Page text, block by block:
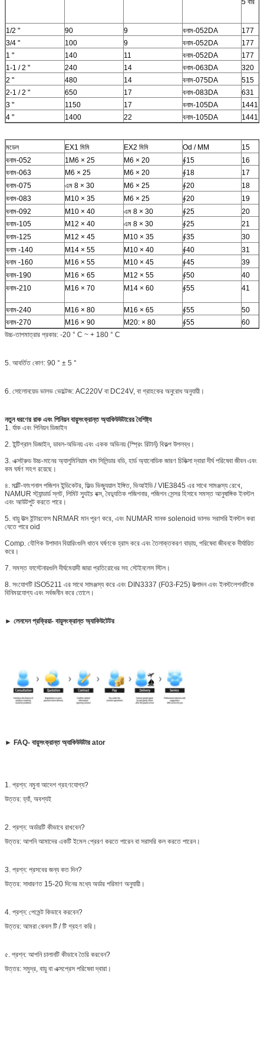
5 বার
1/2 " 90 9 বনাম-052DA
177
3/4 "
100 9 বনাম-052DA
177
1 "
140 11 বনাম-052DA
177
1-1 / 2 "
240 14 বনাম-063DA
320
2 "
480 14 বনাম-075DA
515
2-1 / 2 "
650 17 বনাম-083DA
631
3 "
1150 17 বনাম-105DA
1441
4 "
1400 22 বনাম-105DA 1441
মডেল EX1 মিমি EX2 মিমি Od / MM
15
বনাম-052
1M6 × 25 M6 × 20 ∮15
16
বনাম-063
M6 × 25 M6 × 20 ∮18
17
বনাম-075
এম 8 × 30 M6 × 25 ∮20
18
বনাম-083
M10 × 35 M6 × 25 ∮20
19
বনাম-092
M10 × 40 এম 8 × 30 ∮25
20
বনাম-105
M12 × 40 এম 8 × 30 ∮25
21
বনাম-125
M12 × 45 M10 × 35 ∮35
30
বনাম -140
M14 × 55 M10 × 40 ∮40
31
বনাম -160
M16 × 55 M10 × 45 ∮45
39
বনাম-190
M16 × 65 M12 × 55 ∮50
40
বনাম-210
M16 × 70 M14 × 60 ∮55 41
বনাম-240 M16 × 80 M16 × 65 ∮55
50
বনাম-270
M16 × 90 M20: × 80 ∮55
60
উচ্চ-তাপমাত্রার প্রকার: -20 ° C ~ + 180 ° C
5. আবর্তিত কোণ: 90 ° ± 5 °
6. সোলোনয়েড ভালভ ভোল্টেজ: AC220V বা DC24V, বা গ্রাহকের অনুরোধ অনুযায়ী।
নতুন ধরণের রাক এবং পিনিয়ন বায়ুসংক্রান্ত অ্যাকিউউটারের বৈশিষ্ট্য
1. র্যাক এবং পিনিয়ন ডিজাইন
2. ইন্টিগ্রাল ডিজাইন, ডাবল-অভিনয় এবং একক অভিনয় (স্প্রিং রিটার্ন) বিকল্প উপলব্ধ।
3. এক্সট্রুড উচ্চ-মানের অ্যালুমিনিয়াম খাদ সিলিন্ডার বডি, হার্ড অ্যানোডিক জারণ চিকিত্সা দ্বারা দীর্ঘ পরিষেবা জীবন এবং
কম ঘর্ষণ সহগ রয়েছে।
৪. মাল্টি-ফাংশনাল পজিশন ইন্ডিকেটর, ফিল্ড ভিজ্যুয়াল ইঙ্গিত, ভিআইডি / VIE3845 এর সাথে সামঞ্জস্য রেখে,
NAMUR স্ট্যান্ডার্ড স্লট, লিমিট স্যুইচ বক্স, বৈদ্যুতিক পজিশনার, পজিশন সেন্সর হিসাবে সমস্ত আনুষাঙ্গিক ইনস্টল
এবং আউটপুট করতে পারে।
5. বায়ু উত্স ইন্টারফেস NRMAR মান পূরণ করে, এবং NUMAR মানক solenoid ভালভ সরাসরি ইনস্টল করা
যেতে পারে oid
Comp. যৌগিক উপাদান বিয়ারিংগুলি ধাতব ঘর্ষণকে হ্রাস করে এবং তৈলাক্তকরণ বাড়ায়, পরিষেবা জীবনকে দীর্ঘায়িত
করে।
7. সমস্ত ফাস্টেনারগুলি দীর্ঘমেয়াদী জারা প্রতিরোধের সহ স্টেইনলেস স্টিল।
8. সংযোগটি ISO5211 এর সাথে সামঞ্জস্য করে এবং DIN3337 (F03-F25) উত্পাদন এবং ইনস্টলেশনটিকে
বিনিময়যোগ্য এবং সর্বজনীন করে তোলে।
► লেনদেন প্রক্রিয়া- বায়ুসংক্রান্ত অ্যাকিউটেটর
► FAQ- বায়ুসংক্রান্ত অ্যাকিউউটার ator
1. প্রশ্ন: নমুনা আদেশ গ্রহণযোগ্য?
উত্তর: হ্যাঁ, অবশ্যই
2. প্রশ্ন: অর্ডারটি কীভাবে রাখবেন?
উত্তর: আপনি আমাদের একটি ইমেল প্রেরণ করতে পারেন বা সরাসরি কল করতে পারেন।
3. প্রশ্ন: প্রসবের জন্য কত দিন?
উত্তর: সাধারণত 15-20 দিনের মধ্যে অর্ডার পরিমাণ অনুযায়ী।
4. প্রশ্ন: পেমেন্ট কিভাবে করবেন?
উত্তর: আমরা কেবল টি / টি গ্রহণ করি।
৫. প্রশ্ন: আপনি চালানটি কীভাবে তৈরি করবেন?
উত্তর: সমুদ্র, বায়ু বা এক্সপ্রেস পরিষেবা দ্বারা।